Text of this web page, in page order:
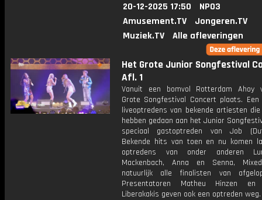
20-12-2025 17:50
NPO3
Amusement.TV
Jongeren.TV
Muziek.TV
Alle afleveringen
Het Grote Junior Songfestival
Afl. 1
Vanuit een bomvol Rotterdam Ahoy
Grote Songfestival Concert plaats.
liveoptredens van bekende artiesten
hebben gedaan aan het Junior
speciaal gastoptreden van Job
Bekende hits van toen en nu komen
optredens van onder anderen
Mackenbach, Anna en Senna,
natuurlijk alle finalisten van
Presentatoren Matheu Hinzen en
Liberakakis geven ook een optreden weg.